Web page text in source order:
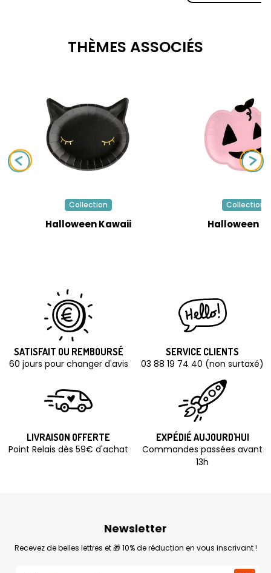
THÈMES ASSOCIÉS
Collection
Halloween Kawaii
Collection
Halloween
SATISFAIT OU REMBOURSÉ
60 jours pour changer d'avis
SERVICE CLIENTS
03 88 19 74 40 (non surtaxé)
LIVRAISON OFFERTE
Point Relais dès 59€ d'achat
EXPÉDIÉ AUJOURD'HUI
Commandes passées avant
13h
Newsletter
Recevez de belles lettres et 🎁 10% de réduction en vous inscrivant !